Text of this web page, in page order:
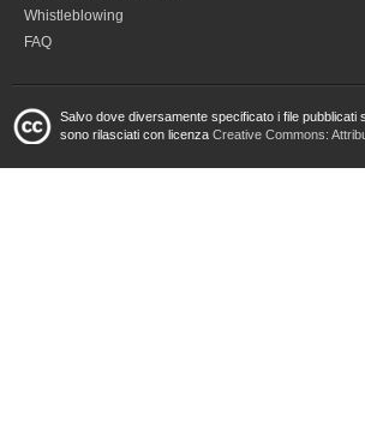
Whistleblowing
FAQ
Salvo dove diversamente specificato i file pubblicati
sono rilasciati con licenza Creative Commons: